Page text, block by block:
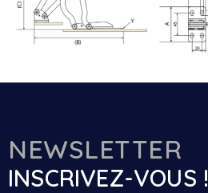
NEWSLETTER
INSCRIVEZ-VOUS !